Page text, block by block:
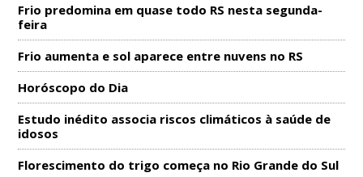
Frio predomina em quase todo RS nesta segunda-
feira
Frio aumenta e sol aparece entre nuvens no RS
Horóscopo do Dia
Estudo inédito associa riscos climáticos à saúde de
idosos
Florescimento do trigo começa no Rio Grande do Sul